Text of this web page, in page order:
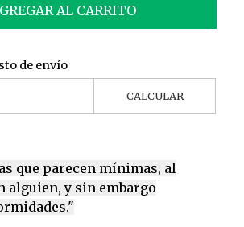
AL CARRITO
de envío
CALCULAR
que parecen mínimas, al
alguien, y sin embargo